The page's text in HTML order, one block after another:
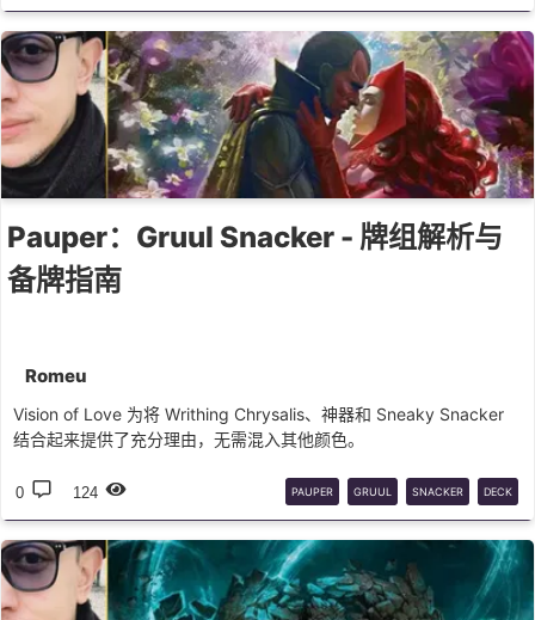
Pauper：Gruul Snacker - 牌组解析与
备牌指南
Romeu
Vision of Love 为将 Writhing Chrysalis、神器和 Sneaky Snacker
结合起来提供了充分理由，无需混入其他颜色。
0 124 PAUPER GRUUL SNACKER DECK
GUIDE